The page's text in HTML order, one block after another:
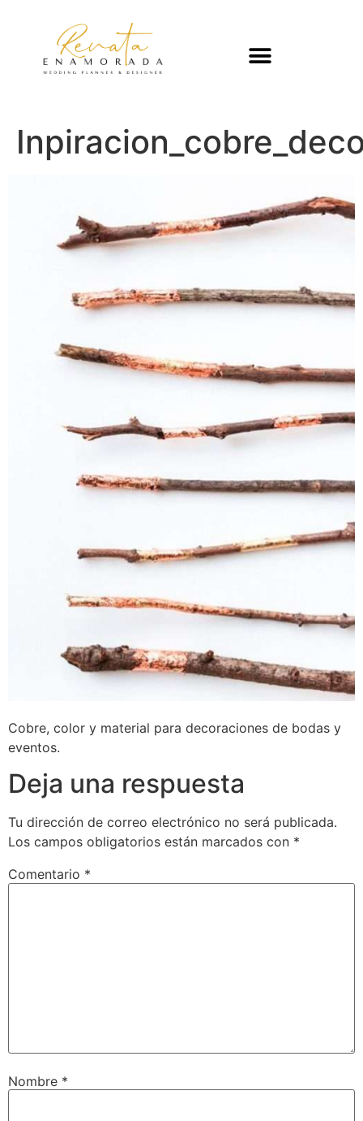
Cobre, color y material para decoraciones de bodas y
eventos.
Deja una respuesta
Tu dirección de correo electrónico no será publicada.
Los campos obligatorios están marcados con *
Comentario *
Nombre *